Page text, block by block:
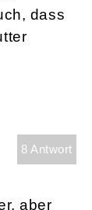
dass
8 Antwort
aber